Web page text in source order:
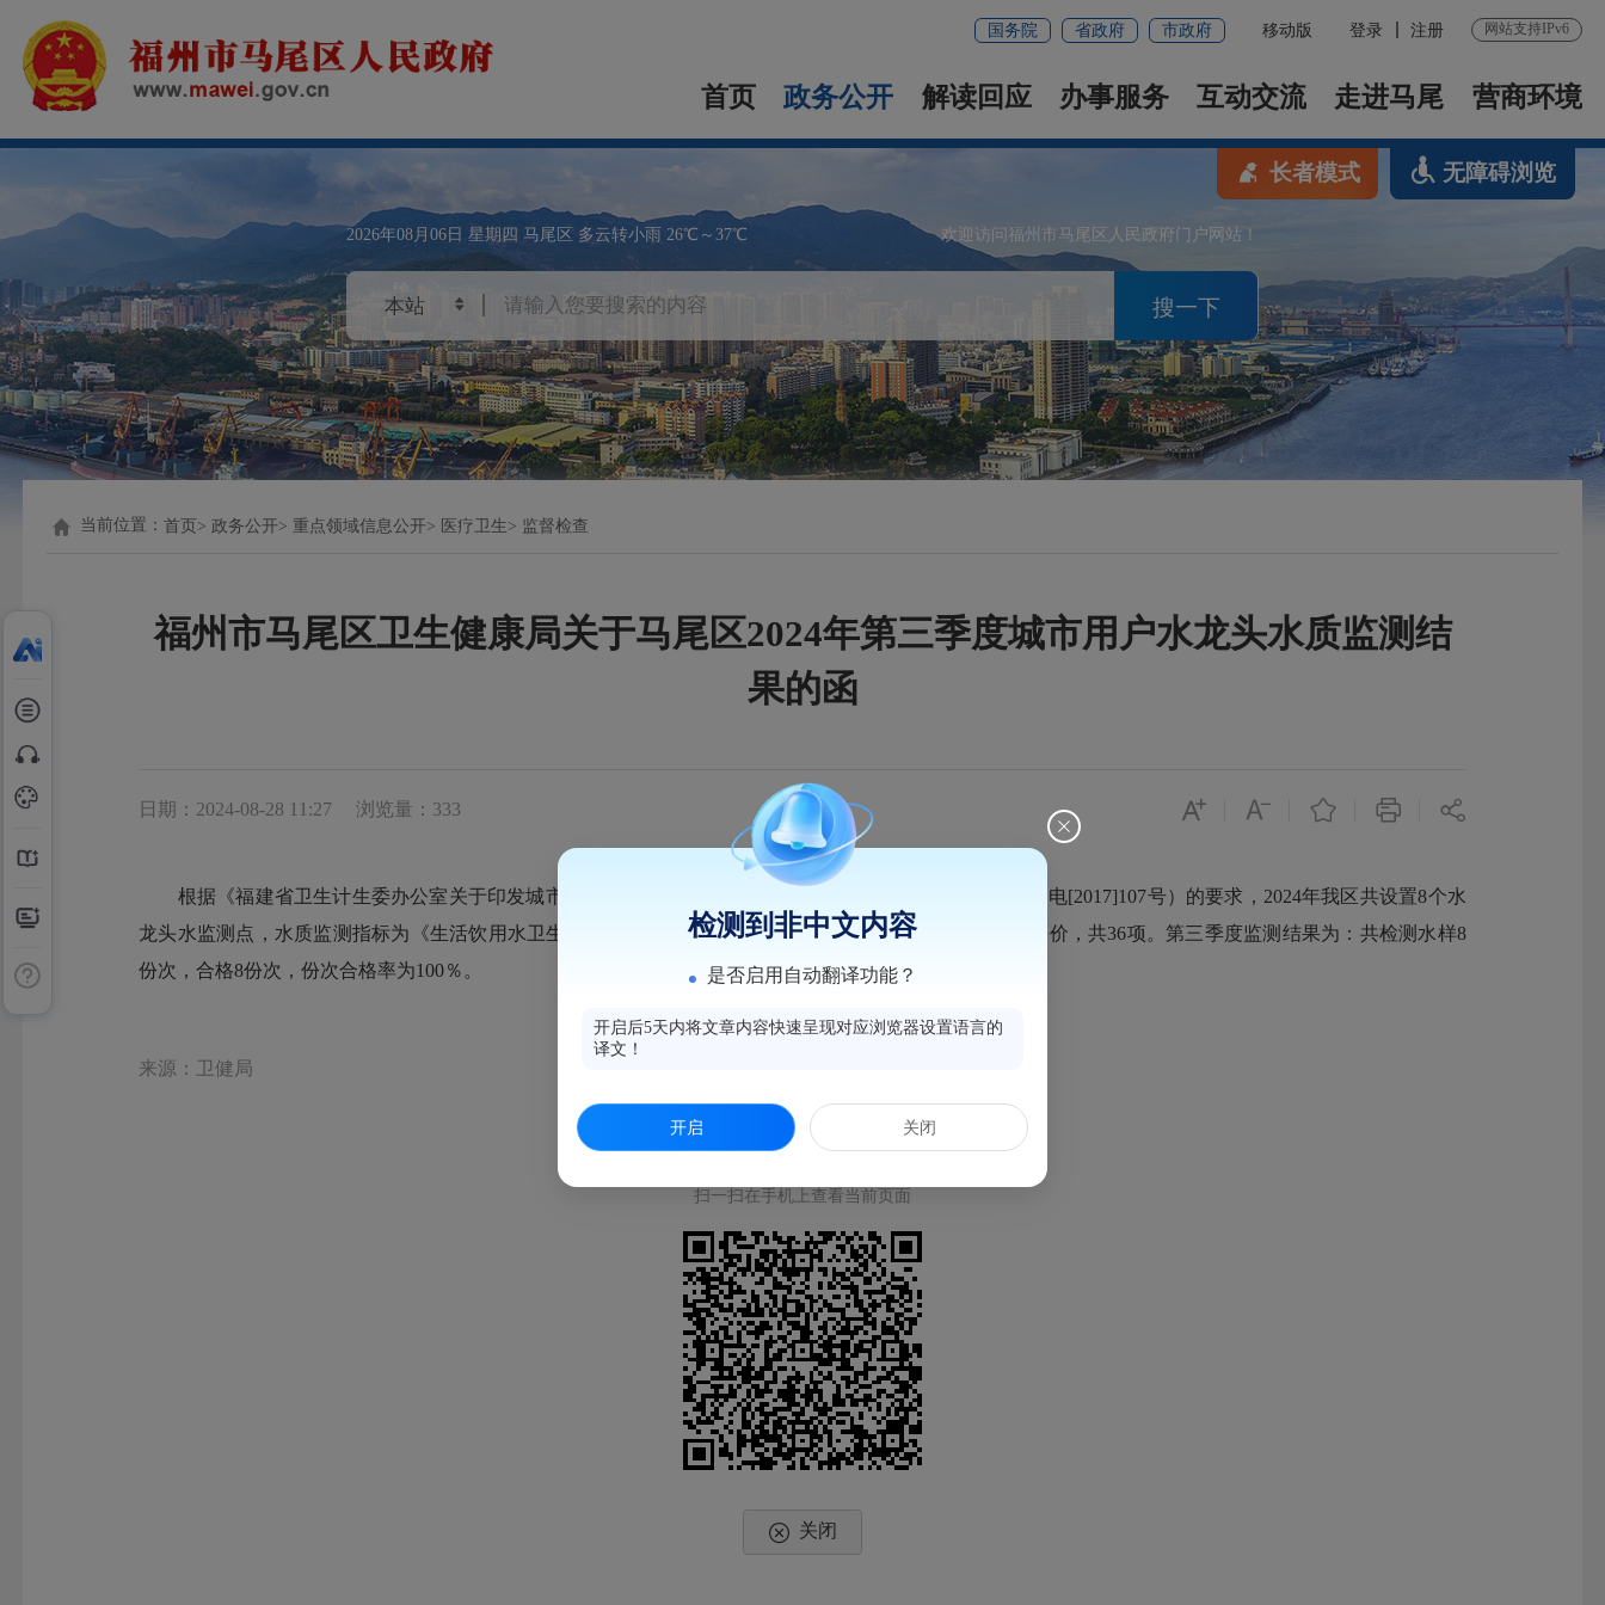
国务院 省政府 市政府 移动版 登录 注册 网站支持IPv6
首页 政务公开 解读回应 办事服务 互动交流 走进马尾 营商环境
2026年08月06日 星期四 马尾区 多云转小雨 26℃～37℃ 欢迎访问福州市马尾区人民政府门户网站！
搜一下
长者模式 无障碍浏览
当前位置：首页 政务公开 重点领域信息公开 医疗卫生 监督检查
福州市马尾区卫生健康局关于马尾区2024年第三季度城市用户水龙头水质监测结
果的函
日期：2024-08-28 11:27 浏览量：333
根据《福建省卫生计生委办公室关于印发城市用户水龙头水质监测工作方案的通知》（闽卫办疾控发明电[2017]107号）的要求，2024年我区共设置8个水
龙头水监测点，水质监测指标为《生活饮用水卫生标准》（GB 5749-2022）中规定的常规指标开展监测和评价，共36项。第三季度监测结果为：共检测水样8
份次，合格8份次，份次合格率为100％。
来源：卫健局
扫一扫在手机上查看当前页面
关闭
检测到非中文内容
是否启用自动翻译功能？
开启后5天内将文章内容快速呈现对应浏览器设置语言的
译文！
开启 关闭